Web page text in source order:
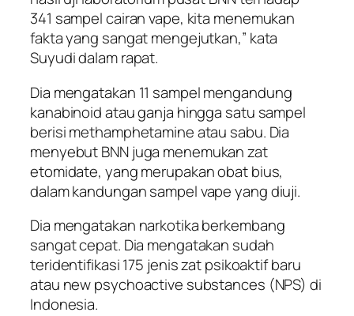
341 sampel cairan vape, kita menemukan
fakta yang sangat mengejutkan,” kata
Suyudi dalam rapat.
Dia mengatakan 11 sampel mengandung
kanabinoid atau ganja hingga satu sampel
berisi methamphetamine atau sabu. Dia
menyebut BNN juga menemukan zat
etomidate, yang merupakan obat bius,
dalam kandungan sampel vape yang diuji.
Dia mengatakan narkotika berkembang
sangat cepat. Dia mengatakan sudah
teridentifikasi 175 jenis zat psikoaktif baru
atau new psychoactive substances (NPS) di
Indonesia.